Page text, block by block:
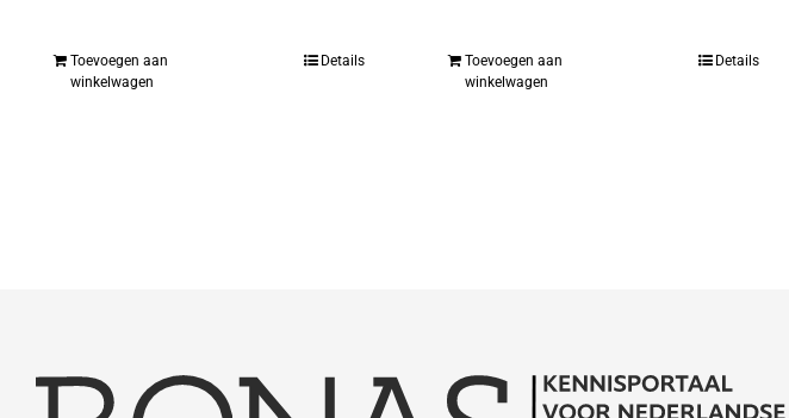
Toevoegen aan
winkelwagen
Details
Toevoegen aan
winkelwagen
Details